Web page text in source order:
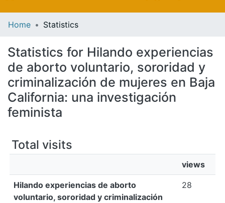
All of DSpace
Bibliotecas
Home Statistics
Statistics for Hilando experiencias
de aborto voluntario, sororidad y
criminalización de mujeres en Baja
California: una investigación
feminista
Total visits
views
Hilando experiencias de aborto
voluntario, sororidad y criminalización
28